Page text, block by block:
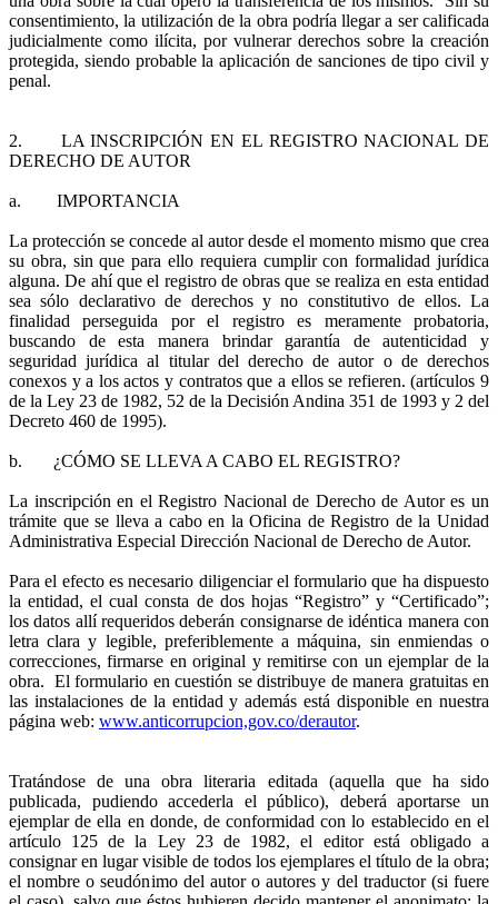
consentimiento, la utilización de la obra podría llegar a ser calificada
judicialmente como ilícita, por vulnerar derechos sobre la creación
protegida, siendo probable la aplicación de sanciones de tipo civil y
penal.
2. LA INSCRIPCIÓN EN EL REGISTRO NACIONAL DE
DERECHO DE AUTOR
a. IMPORTANCIA
La protección se concede al autor desde el momento mismo que crea
su obra, sin que para ello requiera cumplir con formalidad jurídica
alguna. De ahí que el registro de obras que se realiza en esta entidad
sea sólo declarativo de derechos y no constitutivo de ellos. La
finalidad perseguida por el registro es meramente probatoria,
buscando de esta manera brindar garantía de autenticidad y
seguridad jurídica al titular del derecho de autor o de derechos
conexos y a los actos y contratos que a ellos se refieren. (artículos 9
de la Ley 23 de 1982, 52 de la Decisión Andina 351 de 1993 y 2 del
Decreto 460 de 1995).
b. ¿CÓMO SE LLEVA A CABO EL REGISTRO?
La inscripción en el Registro Nacional de Derecho de Autor es un
trámite que se lleva a cabo en la Oficina de Registro de la Unidad
Administrativa Especial Dirección Nacional de Derecho de Autor.
Para el efecto es necesario diligenciar el formulario que ha dispuesto
la entidad, el cual consta de dos hojas “Registro” y “Certificado”;
los datos allí requeridos deberán consignarse de idéntica manera con
letra clara y legible, preferiblemente a máquina, sin enmiendas o
correcciones, firmarse en original y remitirse con un ejemplar de la
obra. El formulario en cuestión se distribuye de manera gratuitas en
las instalaciones de la entidad y además está disponible en nuestra
página web: www.anticorrupcion,gov.co/derautor.
Tratándose de una obra literaria editada (aquella que ha sido
publicada, pudiendo accederla el público), deberá aportarse un
ejemplar de ella en donde, de conformidad con lo establecido en el
artículo 125 de la Ley 23 de 1982, el editor está obligado a
consignar en lugar visible de todos los ejemplares el título de la obra;
el nombre o seudónimo del autor o autores y del traductor (si fuere